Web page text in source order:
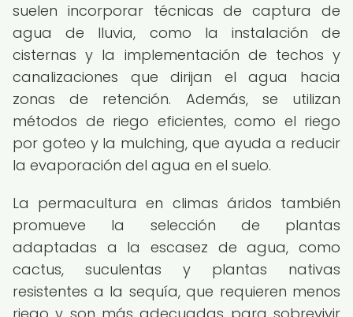
suelen incorporar técnicas de captura de
agua de lluvia, como la instalación de
cisternas y la implementación de techos y
canalizaciones que dirijan el agua hacia
zonas de retención. Además, se utilizan
métodos de riego eficientes, como el riego
por goteo y la mulching, que ayuda a reducir
la evaporación del agua en el suelo.
La permacultura en climas áridos también
promueve la selección de plantas
adaptadas a la escasez de agua, como
cactus, suculentas y plantas nativas
resistentes a la sequía, que requieren menos